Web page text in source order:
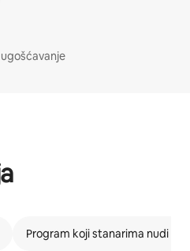
Program koji stanarima nudi